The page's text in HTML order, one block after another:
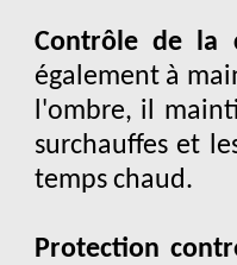
Contrôle de la
également à
l'ombre, il
surchauffes et
temps chaud.
Protection